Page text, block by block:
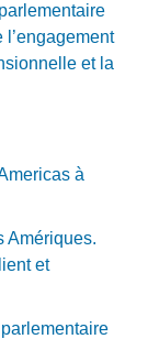
et la
à
Amériques.
et